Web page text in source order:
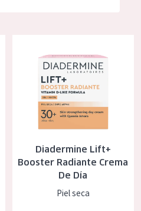
Diadermine Lift+
Booster Radiante Crema
De Día
Piel seca